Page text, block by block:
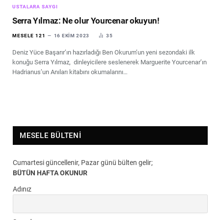
USTALARA SAYGI
Serra Yılmaz: Ne olur Yourcenar okuyun!
MESELE 121 16 EKIM 2023 35
Deniz Yüce Başarır’ın hazırladığı Ben Okurum’un yeni sezondaki ilk
konuğu Serra Yılmaz, dinleyicilere seslenerek Marguerite Yourcenar’ın
Hadrianus’un Anıları kitabını okumalarını…
MESELE BÜLTENI
Cumartesi güncellenir, Pazar günü bülten gelir;
BÜTÜN HAFTA OKUNUR
Adınız